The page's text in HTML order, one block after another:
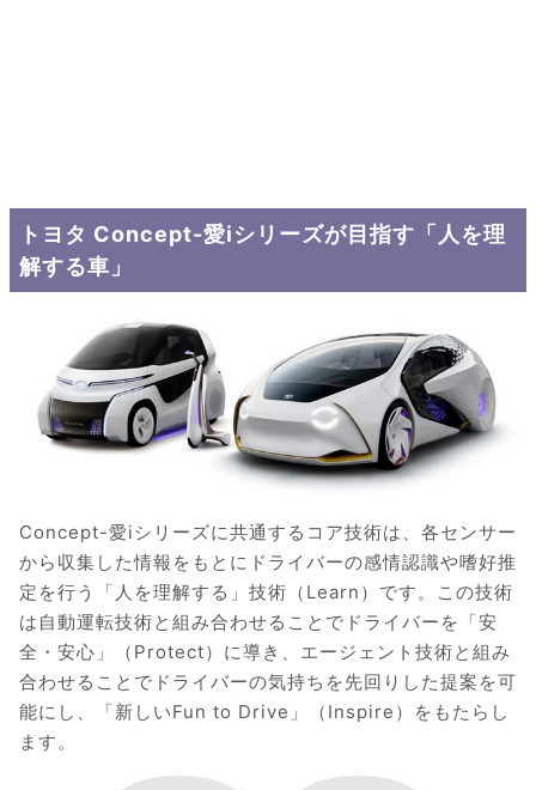
トヨタ Concept-愛iシリーズが目指す「人を理
解する車」
Concept-愛iシリーズに共通するコア技術は、各センサー
から収集した情報をもとにドライバーの感情認識や嗜好推
定を行う「人を理解する」技術（Learn）です。この技術
は自動運転技術と組み合わせることでドライバーを「安
全・安心」（Protect）に導き、エージェント技術と組み
合わせることでドライバーの気持ちを先回りした提案を可
能にし、「新しいFun to Drive」（Inspire）をもたらし
ます。